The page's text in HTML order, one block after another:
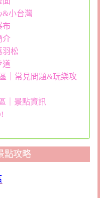
&小台灣
布
介
羽松
道
｜常見問題&玩樂攻
｜景點資訊
點攻略